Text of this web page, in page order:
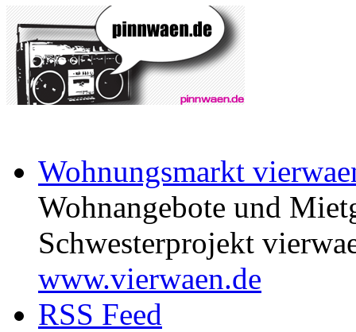
Wohnungsmarkt
Wohnangebote und
Schwesterprojekt
www.vierwaen.de
RSS Feed